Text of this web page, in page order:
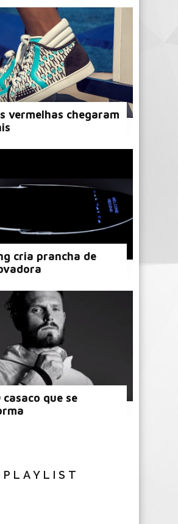
vermelhas chegaram
cria prancha de
casaco que se
PLAYLIST